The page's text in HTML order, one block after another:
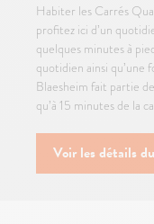
Habiter les Carrés
profitez ici d’un
quelques minutes à
quotidien ainsi qu’une
Blaesheim fait partie
qu’à 15 minutes de la
Voir les détails